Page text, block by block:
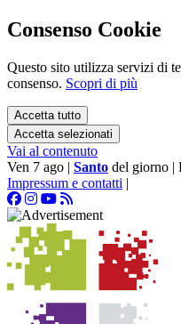
Consenso Cookie
Questo sito utilizza servizi di
consenso. Scopri di più
Accetta tutto
Accetta selezionati
Vai al contenuto
Ven 7 ago | Santo del giorno |
Impressum e contatti |